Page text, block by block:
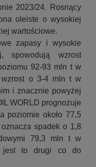
2023/24. Rosnący
oleiste o wysokiej
wartościowe.
zapasy i wysokie
spowodują wzrost
92-93 mln t w
wzrost o 3-4 mln t w
i znacznie powyżej
WORLD prognozuje
poziomie około 77,5
spadek o 1,8
79,3 mln t w
jest to drugi co do